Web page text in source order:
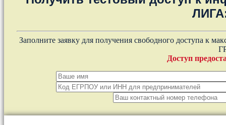
Заполните заявку для получения свободного доступа к
Доступ